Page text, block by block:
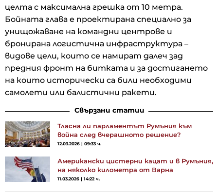
целта с максимална грешка от 10 метра.
Бойната глава е проектирана специално за
унищожаване на командни центрове и
бронирана логистична инфраструктура –
видове цели, които се намират далеч зад
предния фронт на битката и за достигането
на които исторически са били необходими
самолети или балистични ракети.
Свързани статии
Тласна ли парламентът Румъния към
война след вчерашното решение?
12.03.2026 | 09:33 ч.
Американски цистерни кацат и в Румъния,
на няколко километра от Варна
11.03.2026 | 14:22 ч.